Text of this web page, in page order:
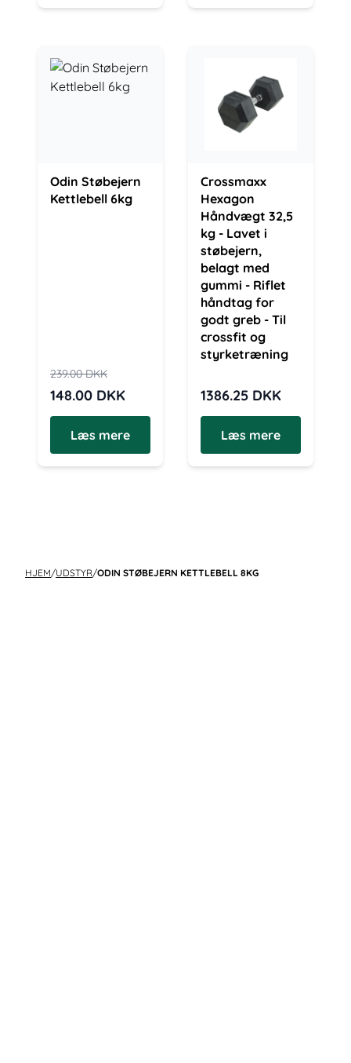
Odin Støbejern
Kettlebell 6kg
239.00DKK
148.00 DKK
Læs mere
Crossmaxx
Hexagon
Håndvægt 32,5
kg - Lavet i
støbejern,
belagt med
gummi - Riflet
håndtag for
godt greb - Til
crossfit og
styrketræning
1386.25 DKK
Læs mere
HJEM/UDSTYR/ODIN STØBEJERN KETTLEBELL 8KG